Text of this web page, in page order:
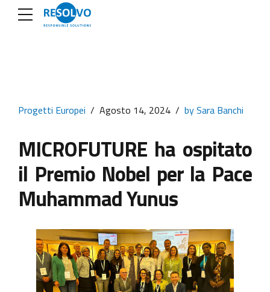
Progetti Europei Agosto 14, 2024 by Sara Banchi
MICROFUTURE ha ospitato
il Premio Nobel per la Pace
Muhammad Yunus